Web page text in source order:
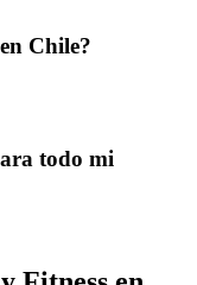
Chile?
todo mi